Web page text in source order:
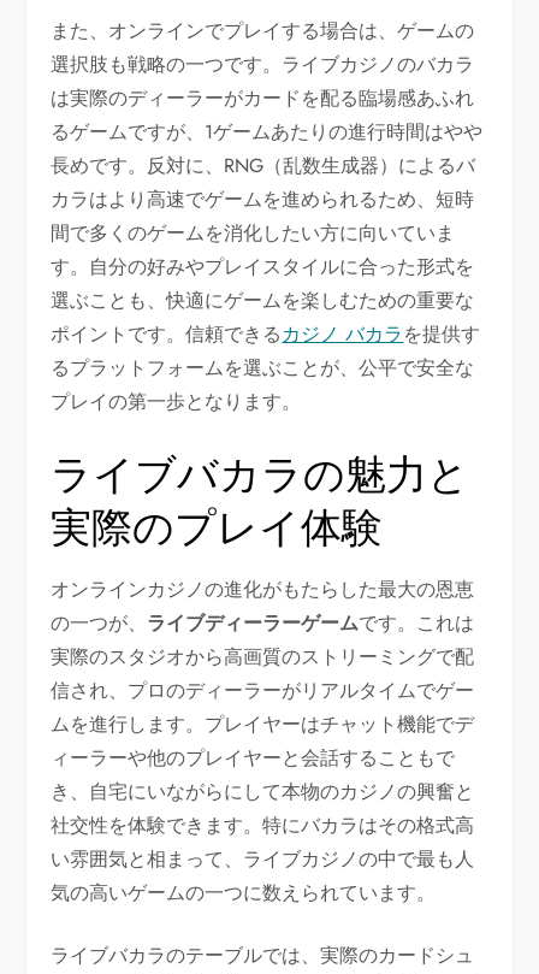
また、オンラインでプレイする場合は、ゲームの
選択肢も戦略の一つです。ライブカジノのバカラ
は実際のディーラーがカードを配る臨場感あふれ
るゲームですが、1ゲームあたりの進行時間はやや
長めです。反対に、RNG（乱数生成器）によるバ
カラはより高速でゲームを進められるため、短時
間で多くのゲームを消化したい方に向いていま
す。自分の好みやプレイスタイルに合った形式を
選ぶことも、快適にゲームを楽しむための重要な
ポイントです。信頼できるカジノ バカラを提供す
るプラットフォームを選ぶことが、公平で安全な
プレイの第一歩となります。
ライブバカラの魅力と
実際のプレイ体験
オンラインカジノの進化がもたらした最大の恩恵
の一つが、 ライブディーラーゲームです。これは
実際のスタジオから高画質のストリーミングで配
信され、プロのディーラーがリアルタイムでゲー
ムを進行します。プレイヤーはチャット機能でデ
ィーラーや他のプレイヤーと会話することもで
き、自宅にいながらにして本物のカジノの興奮と
社交性を体験できます。特にバカラはその格式高
い雰囲気と相まって、ライブカジノの中で最も人
気の高いゲームの一つに数えられています。
ライブバカラのテーブルでは、実際のカードシュ